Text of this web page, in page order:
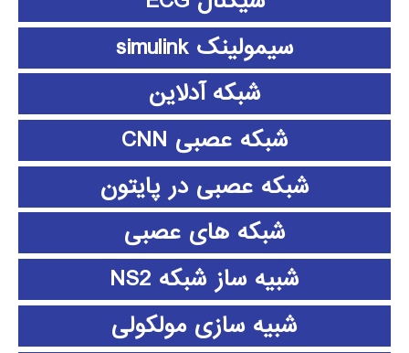
سیمولینک simulink
شبکه آدلاین
شبکه عصبی CNN
شبکه عصبی در پایتون
شبکه های عصبی
شبیه ساز شبکه NS2
شبیه سازی مولکولی